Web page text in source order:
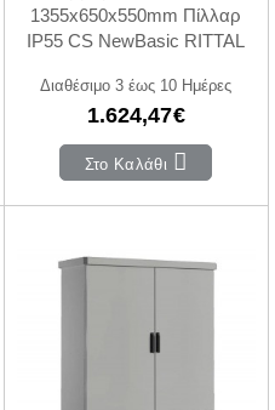
1355x650x550mm Πίλλαρ
IP55 CS NewBasic RITTAL
Διαθέσιμο 3 έως 10 Ημέρες
1.624,47€
Στο Καλάθι